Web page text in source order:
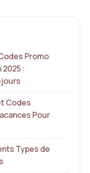
Promo
:
Codes
Pour
Types de